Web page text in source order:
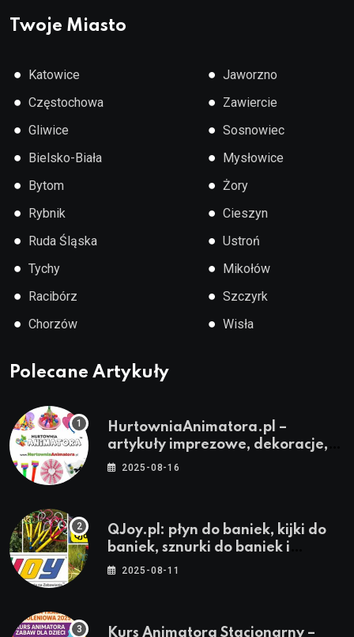
Twoje Miasto
● Katowice
● Częstochowa
● Gliwice
● Bielsko-Biała
● Bytom
● Rybnik
● Ruda Śląska
● Tychy
● Racibórz
● Chorzów
● Jaworzno
● Zawiercie
● Sosnowiec
● Mysłowice
● Żory
● Cieszyn
● Ustroń
● Mikołów
● Szczyrk
● Wisła
Polecane Artykuły
HurtowniaAnimatora.pl –
artykuły imprezowe, dekoracje,
stroje i akcesoria dla animatorów
2025-08-16
QJoy.pl: płyn do baniek, kijki do
baniek, sznurki do baniek i
zestawy do baniek
2025-08-11
Kurs Animatora Stacjonarny –